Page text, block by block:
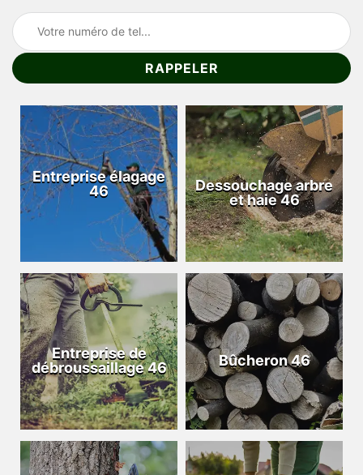
Entreprise élagage
46
Dessouchage arbre
et haie 46
Entreprise de
débroussaillage 46
Bûcheron 46